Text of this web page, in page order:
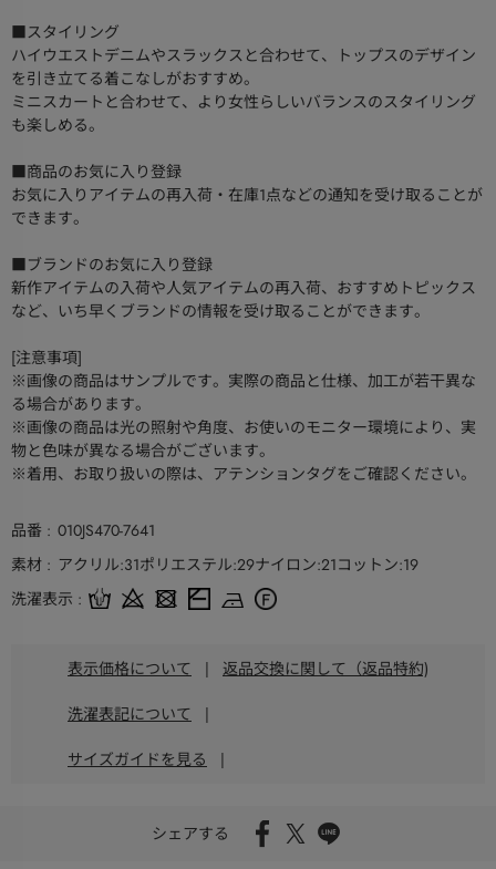
■スタイリング
ハイウエストデニムやスラックスと合わせて、トップスのデザイン
を引き立てる着こなしがおすすめ。
ミニスカートと合わせて、より女性らしいバランスのスタイリング
も楽しめる。
■商品のお気に入り登録
お気に入りアイテムの再入荷・在庫1点などの通知を受け取ることが
できます。
■ブランドのお気に入り登録
新作アイテムの入荷や人気アイテムの再入荷、おすすめトピックス
など、いち早くブランドの情報を受け取ることができます。
[注意事項]
※画像の商品はサンプルです。実際の商品と仕様、加工が若干異な
る場合があります。
※画像の商品は光の照射や角度、お使いのモニター環境により、実
物と色味が異なる場合がございます。
※着用、お取り扱いの際は、アテンションタグをご確認ください。
品番
010JS470-7641
素材
アクリル:31ポリエステル:29ナイロン:21コットン:19
洗濯表示
表示価格について | 返品交換に関して（返品特約)
洗濯表記について |
サイズガイドを見る |
シェアする